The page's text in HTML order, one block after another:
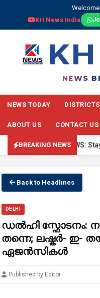
Welcome
KH News India
NEWS
NEWS TODAY DISTRICTS
ABOUT US CONTACT US
BREAKING NEWS
🔴 BREAKING NEWS: Stay
Back to Headlines
DELHI
ഡൽഹി സ്ഫോടനം:
തന്നെ; ലഷ്കർ- ഇ-
ഏജൻസികൾ
Published by Editor